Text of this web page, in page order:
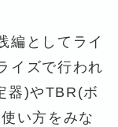
編としてライ
イズで行われ
器)やTBR(ボ
い方をみな